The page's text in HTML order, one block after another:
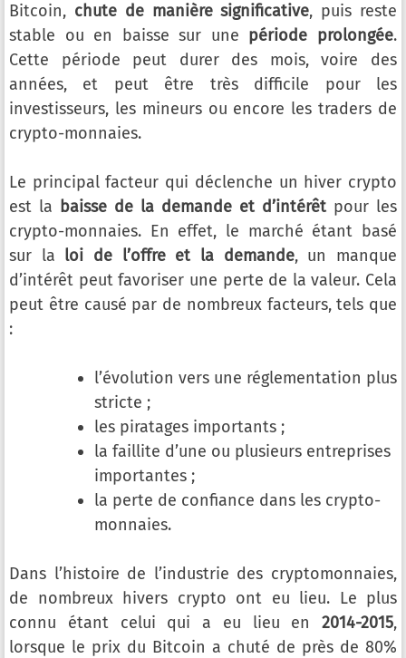
Bitcoin, chute de manière significative, puis reste
stable ou en baisse sur une période prolongée.
Cette période peut durer des mois, voire des
années, et peut être très difficile pour les
investisseurs, les mineurs ou encore les traders de
crypto-monnaies.
Le principal facteur qui déclenche un hiver crypto
est la baisse de la demande et d’intérêt pour les
crypto-monnaies. En effet, le marché étant basé
sur la loi de l’offre et la demande, un manque
d’intérêt peut favoriser une perte de la valeur. Cela
peut être causé par de nombreux facteurs, tels que
:
l’évolution vers une réglementation plus
stricte ;
les piratages importants ;
la faillite d’une ou plusieurs entreprises
importantes ;
la perte de confiance dans les crypto-
monnaies.
Dans l’histoire de l’industrie des cryptomonnaies,
de nombreux hivers crypto ont eu lieu. Le plus
connu étant celui qui a eu lieu en 2014-2015,
lorsque le prix du Bitcoin a chuté de près de 80%